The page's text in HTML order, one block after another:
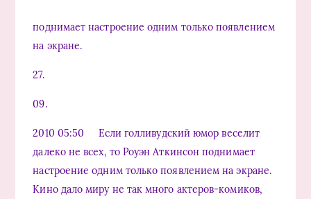
поднимает настроение одним только появлением
на экране.
27.
09.
2010 05:50 Если голливудский юмор веселит
далеко не всех, то Роуэн Аткинсон поднимает
настроение одним только появлением на экране.
Кино дало миру не так много актеров-комиков,